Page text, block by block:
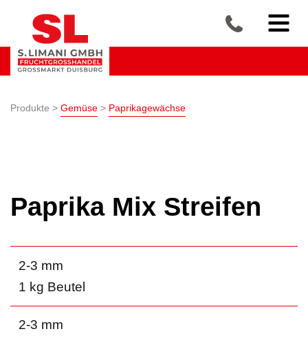
Produkte > Gemüse> Paprikagewächse
Paprika Mix Streifen
2-3 mm
1 kg Beutel
2-3 mm